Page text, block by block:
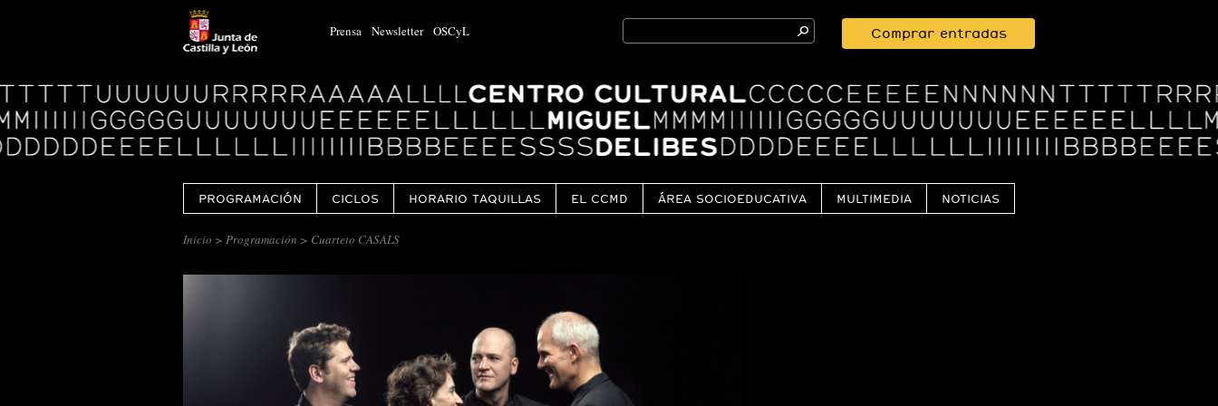
Prensa Newsletter OSCyL
Search
for:
Comprar entradas
Logo
Centro
Cultural
Miguel
Delibes
PROGRAMACIÓN CICLOS HORARIO TAQUILLAS EL CCMD ÁREA SOCIOEDUCATIVA MULTIMEDIA NOTICIAS
Inicio > Programación > Cuarteto CASALS